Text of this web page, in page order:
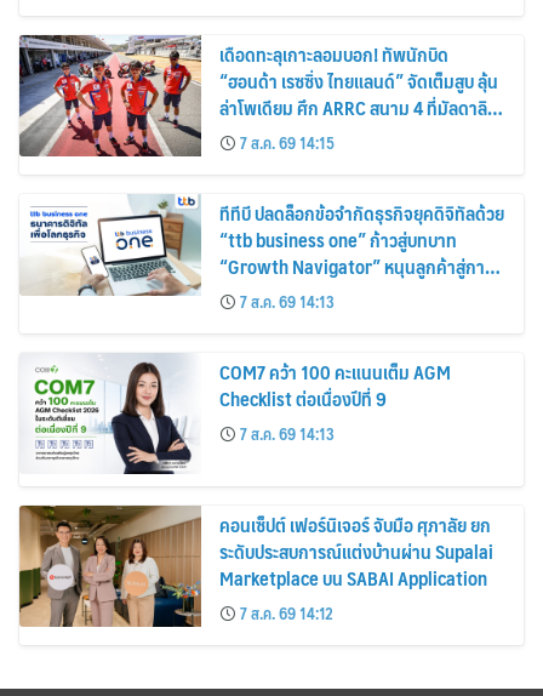
เดือดทะลุเกาะลอมบอก! ทัพนักบิด
“ฮอนด้า เรซซิ่ง ไทยแลนด์” จัดเต็มสูบ ลุ้น
ล่าโพเดียม ศึก ARRC สนาม 4 ที่มัลดาลิ
กา7 ส.ค. 69 14:15
ทีทีบี ปลดล็อกข้อจำกัดธุรกิจยุคดิจิทัลด้วย
“ttb business one” ก้าวสู่บทบาท
“Growth Navigator” หนุนลูกค้าสู่การ
เติบโตอย่างแท้จริง
7 ส.ค. 69 14:13
COM7 คว้า 100 คะแนนเต็ม AGM
Checklist ต่อเนื่องปีที่ 9
7 ส.ค. 69 14:13
คอนเซ็ปต์ เฟอร์นิเจอร์ จับมือ ศุภาลัย ยก
ระดับประสบการณ์แต่งบ้านผ่าน Supalai
Marketplace บน SABAI Application
7 ส.ค. 69 14:12